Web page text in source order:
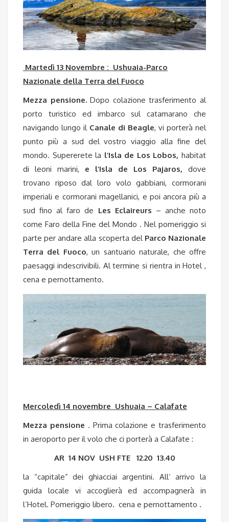
Martedì 13 Novembre : Ushuaia-Parco
Nazionale della Terra del Fuoco
Mezza pensione.Dopo colazione trasferimento al
porto turistico ed imbarco sul catamarano che
navigando lungo il Canale di Beagle, vi porterà nel
punto più a sud del vostro viaggio alla fine del
mondo. Supererete la l’Isla de Los Lobos, habitat
di leoni marini, e l’Isla de Los Pajaros, dove
trovano riposo dal loro volo gabbiani, cormorani
imperiali e cormorani magellanici, e poi ancora più a
sud fino al faro de Les Eclaireurs – anche noto
come Faro della Fine del Mondo . Nel pomeriggio si
parte per andare alla scoperta del Parco Nazionale
Terra del Fuoco, un santuario naturale, che offre
paesaggi indescrivibili. Al termine si rientra in Hotel ,
cena e pernottamento.
Mercoledì 14 novembre Ushuaia – Calafate
Mezza pensione . Prima colazione e trasferimento
in aeroporto per il volo che ci porterà a Calafate :
AR 14 NOV USH FTE 12.20 13.40
la “capitale” dei ghiacciai argentini. All’ arrivo la
guida locale vi accoglierà ed accompagnerà in
l’Hotel. Pomeriggio libero. cena e pernottamento .